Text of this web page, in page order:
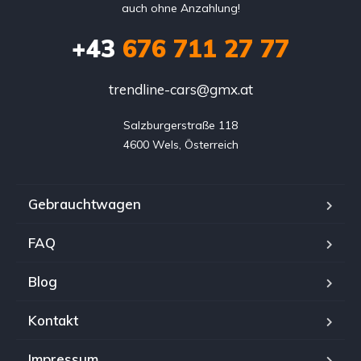
auch ohne Anzahlung!
+43 676 711 27 77
trendline-cars@gmx.at
Salzburgerstraße 118
4600 Wels, Österreich
Gebrauchtwagen
FAQ
Blog
Kontakt